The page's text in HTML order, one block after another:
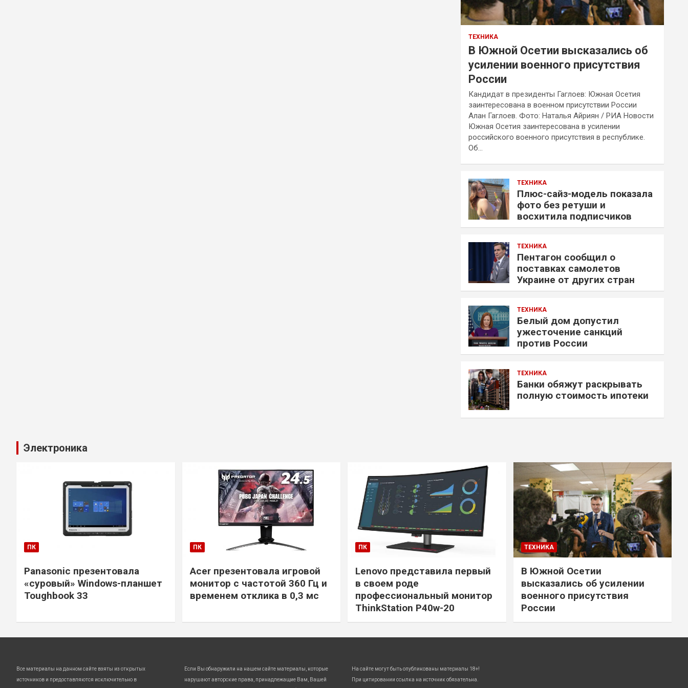
ТЕХНИКА
В Южной Осетии высказались об
усилении военного присутствия
России
Кандидат в президенты Гаглоев: Южная Осетия
заинтересована в военном присутствии России
Алан Гаглоев. Фото: Наталья Айриян / РИА Новости
Южная Осетия заинтересована в усилении
российского военного присутствия в республике.
Об…
ТЕХНИКА
Плюс-сайз-модель показала
фото без ретуши и
восхитила подписчиков
ТЕХНИКА
Пентагон сообщил о
поставках самолетов
Украине от других стран
ТЕХНИКА
Белый дом допустил
ужесточение санкций
против России
ТЕХНИКА
Банки обяжут раскрывать
полную стоимость ипотеки
Электроника
ПК
Panasonic презентовала
«суровый» Windows-планшет
Toughbook 33
ПК
Acer презентовала игровой
монитор с частотой 360 Гц и
временем отклика в 0,3 мс
ПК
Lenovo представила первый
в своем роде
профессиональный монитор
ThinkStation P40w-20
ТЕХНИКА
В Южной Осетии
высказались об усилении
военного присутствия
России
Все материалы на данном сайте взяты из открытых
источников и предоставляются исключительно в
Если Вы обнаружили на нашем сайте материалы, которые
нарушают авторские права, принадлежащие Вам, Вашей
На сайте могут быть опубликованы материалы 18+!
При цитировании ссылка на источник обязательна.